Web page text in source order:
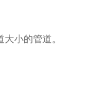
小的管道。